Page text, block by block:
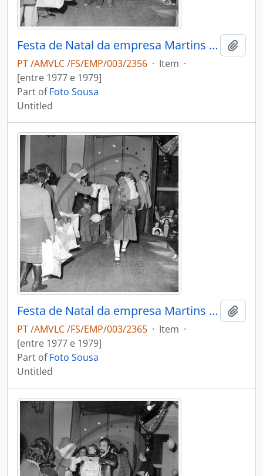
Festa de Natal da empresa Martins & Rebello
PT /AMVLC /FS/EMP/003/2356 · Item ·
[entre 1977 e 1979]
Part ofFoto Sousa
Untitled
Festa de Natal da empresa Martins & Rebello
PT /AMVLC /FS/EMP/003/2365 · Item ·
[entre 1977 e 1979]
Part ofFoto Sousa
Untitled